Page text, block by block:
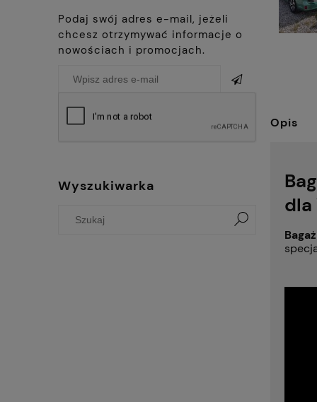
Podaj swój adres e-mail, jeżeli
chcesz otrzymywać informacje o
nowościach i promocjach.
Wyszukiwarka
Opis
dla